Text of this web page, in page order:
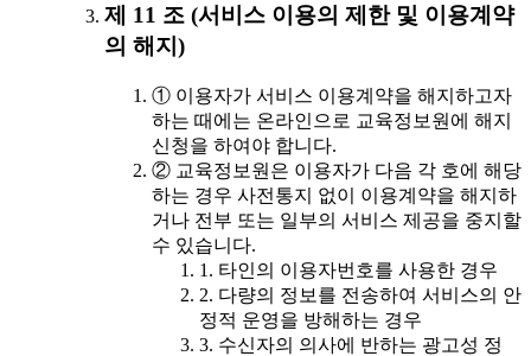
제 11 조 (서비스 이용의 제한 및 이용계약
의 해지)
① 이용자가 서비스 이용계약을 해지하고자
하는 때에는 온라인으로 교육정보원에 해지
신청을 하여야 합니다.
② 교육정보원은 이용자가 다음 각 호에 해당
하는 경우 사전통지 없이 이용계약을 해지하
거나 전부 또는 일부의 서비스 제공을 중지할
수 있습니다.
1. 타인의 이용자번호를 사용한 경우
2. 다량의 정보를 전송하여 서비스의 안
정적 운영을 방해하는 경우
3. 수신자의 의사에 반하는 광고성 정